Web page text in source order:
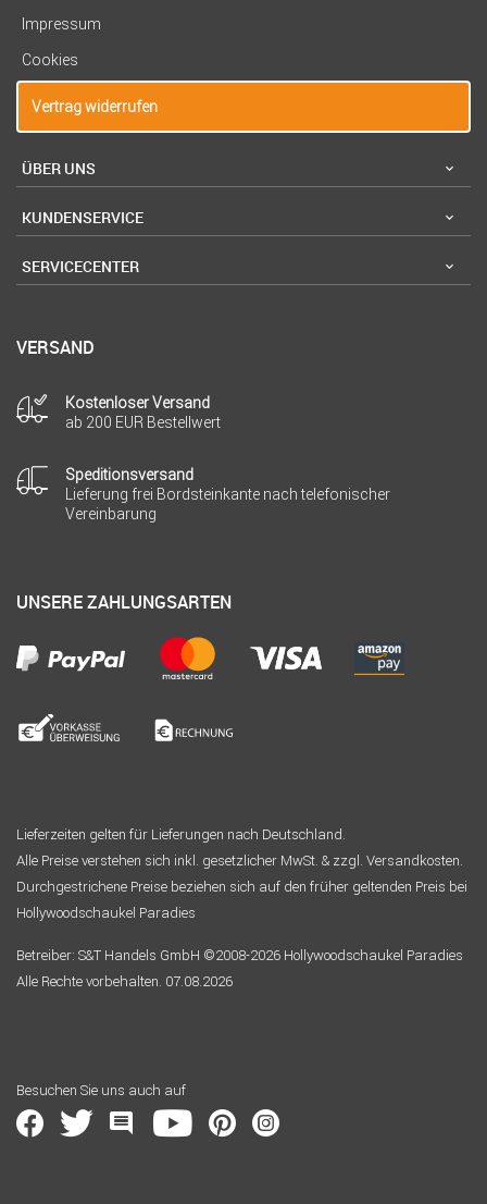
Impressum
Cookies
Vertrag widerrufen
ÜBER UNS
KUNDENSERVICE
SERVICECENTER
VERSAND
Kostenloser Versand
ab 200 EUR Bestellwert
Speditionsversand
Lieferung frei Bordsteinkante nach telefonischer
Vereinbarung
UNSERE ZAHLUNGSARTEN
Lieferzeiten gelten für Lieferungen nach Deutschland.
Alle Preise verstehen sich inkl. gesetzlicher MwSt. & zzgl. Versandkosten.
Durchgestrichene Preise beziehen sich auf den früher geltenden Preis bei
Hollywoodschaukel Paradies
Betreiber: S&T Handels GmbH ©2008-2026 Hollywoodschaukel Paradies
Alle Rechte vorbehalten. 07.08.2026
Besuchen Sie uns auch auf